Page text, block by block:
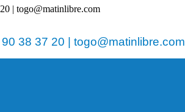
| togo@matinlibre.com
38 37 20 | togo@matinlibre.com